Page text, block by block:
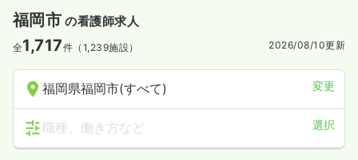
福岡市 の看護師求人
全1,717件（1,239施設） 2026/08/10更新
福岡県福岡市(すべて) 変更
職種、働き方など 選択